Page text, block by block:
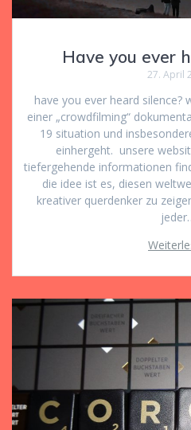
Have you ever
27. April
have you ever heard silence?
einer „crowdfilming“
19 situation und
einhergeht. unsere
tiefergehende informationen
die idee ist es, diesen
kreativer querdenker zu